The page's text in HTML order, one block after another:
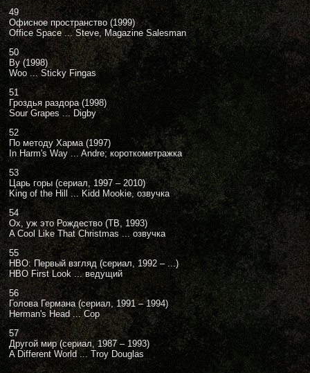
49
Офисное пространство (1999)
Office Space ... Steve, Magazine Salesman
50
Ву (1998)
Woo ... Sticky Fingas
51
Гроздья раздора (1998)
Sour Grapes ... Digby
52
По методу Харма (1997)
In Harm's Way ... Andre; короткометражка
53
Царь горы (сериал, 1997 – 2010)
King of the Hill ... Kidd Mookie, озвучка
54
Ох, уж это Рождество (ТВ, 1993)
A Cool Like That Christmas ... озвучка
55
HBO: Первый взгляд (сериал, 1992 – ...)
HBO First Look ... ведущий
56
Голова Германа (сериал, 1991 – 1994)
Herman's Head ... Cop
57
Другой мир (сериал, 1987 – 1993)
A Different World ... Troy Douglas